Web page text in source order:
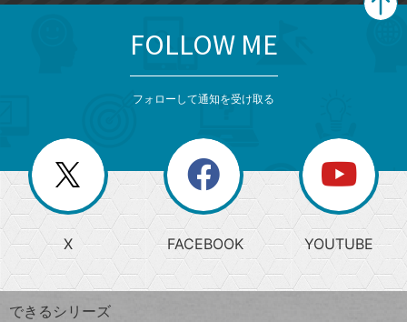
じ
る
search
検
索
上
昇
ワ
ー
閉
じ
る
ー
か
ら
探
す
FOLLOW ME
フォローして通知を受け取る
X FACEBOOK YOUTUBE
できるシリーズ